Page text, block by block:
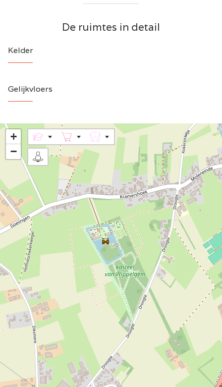
De ruimtes in detail
Kelder
Gelijkvloers
+
−